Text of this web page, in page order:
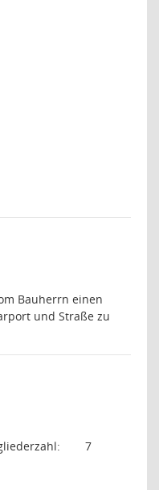
Bauherrn einen
und Straße zu
7